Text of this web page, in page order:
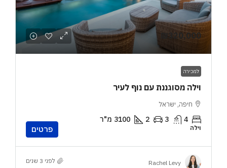
₪320,000
למכירה
וילה מסוגננת עם נוף לעיר
חיפה, ישראל
4
3
2
3100 מ"ר
וילה פרטים
Rachel Levy לפני 3 שנים